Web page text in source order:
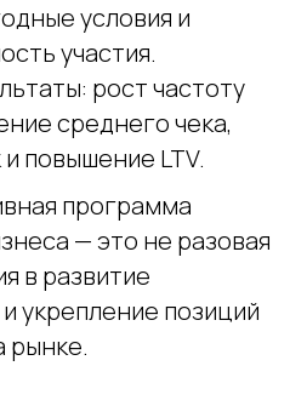
условия и
участия.
рост частоту
среднего чека,
повышение LTV.
программа
— это не разовая
в развитие
укрепление позиций
рынке.